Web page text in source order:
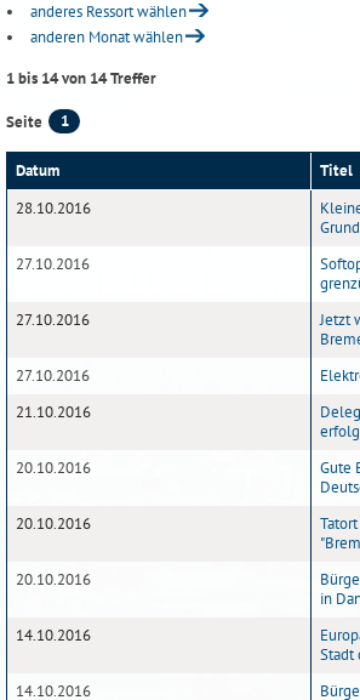
anderes Ressort wählen
anderen Monat wählen
1 bis 14 von 14 Treffer
Seite 1
Datum
Titel
28.10.2016
27.10.2016
27.10.2016
Jetzt
27.10.2016
21.10.2016
20.10.2016
Gute
20.10.2016
20.10.2016
in
14.10.2016
Stadt
14.10.2016